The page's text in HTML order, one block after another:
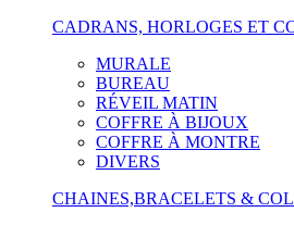
CADRANS, HORLOGES ET
MURALE
BUREAU
RÉVEIL MATIN
COFFRE À BIJOUX
COFFRE À MONTRE
DIVERS
CHAINES,BRACELETS &